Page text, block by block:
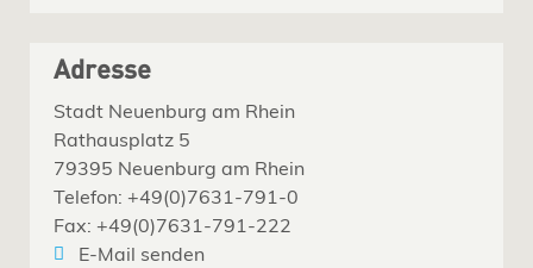
Adresse
Stadt Neuenburg am Rhein
Rathausplatz 5
79395 Neuenburg am Rhein
Telefon: +49(0)7631-791-0
Fax: +49(0)7631-791-222
E-Mail senden